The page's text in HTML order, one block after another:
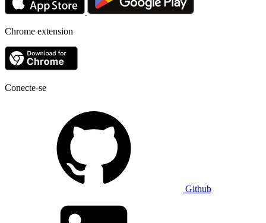
Chrome extension
Conecte-se
Github